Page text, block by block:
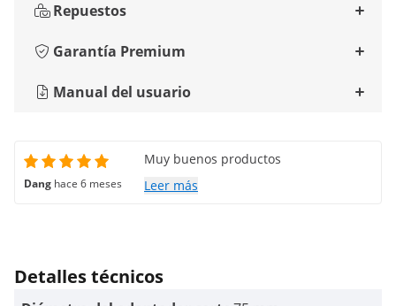
Repuestos
Garantía Premium
Manual del usuario
Dang hace 6 meses
Muy buenos productos
Leer más
Detalles técnicos